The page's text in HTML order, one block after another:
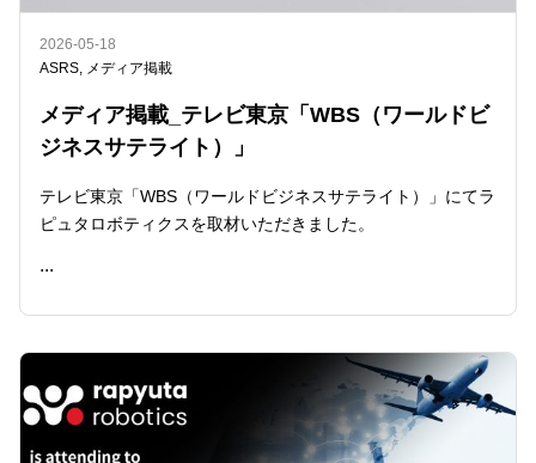
2026-05-18
ASRS
メディア掲載
メディア掲載_テレビ東京「WBS（ワールドビ
ジネスサテライト）」
テレビ東京「WBS（ワールドビジネスサテライト）」にてラ
ピュタロボティクスを取材いただきました。
...
READ ME